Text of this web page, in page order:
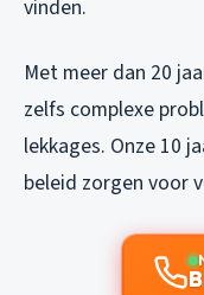
vinden.
Met meer dan 20
zelfs complexe
lekkages. Onze 10
beleid zorgen voor